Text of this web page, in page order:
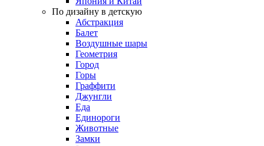
По дизайну в детскую
Абстракция
Балет
Воздушные шары
Геометрия
Город
Горы
Граффити
Джунгли
Еда
Единороги
Животные
Замки